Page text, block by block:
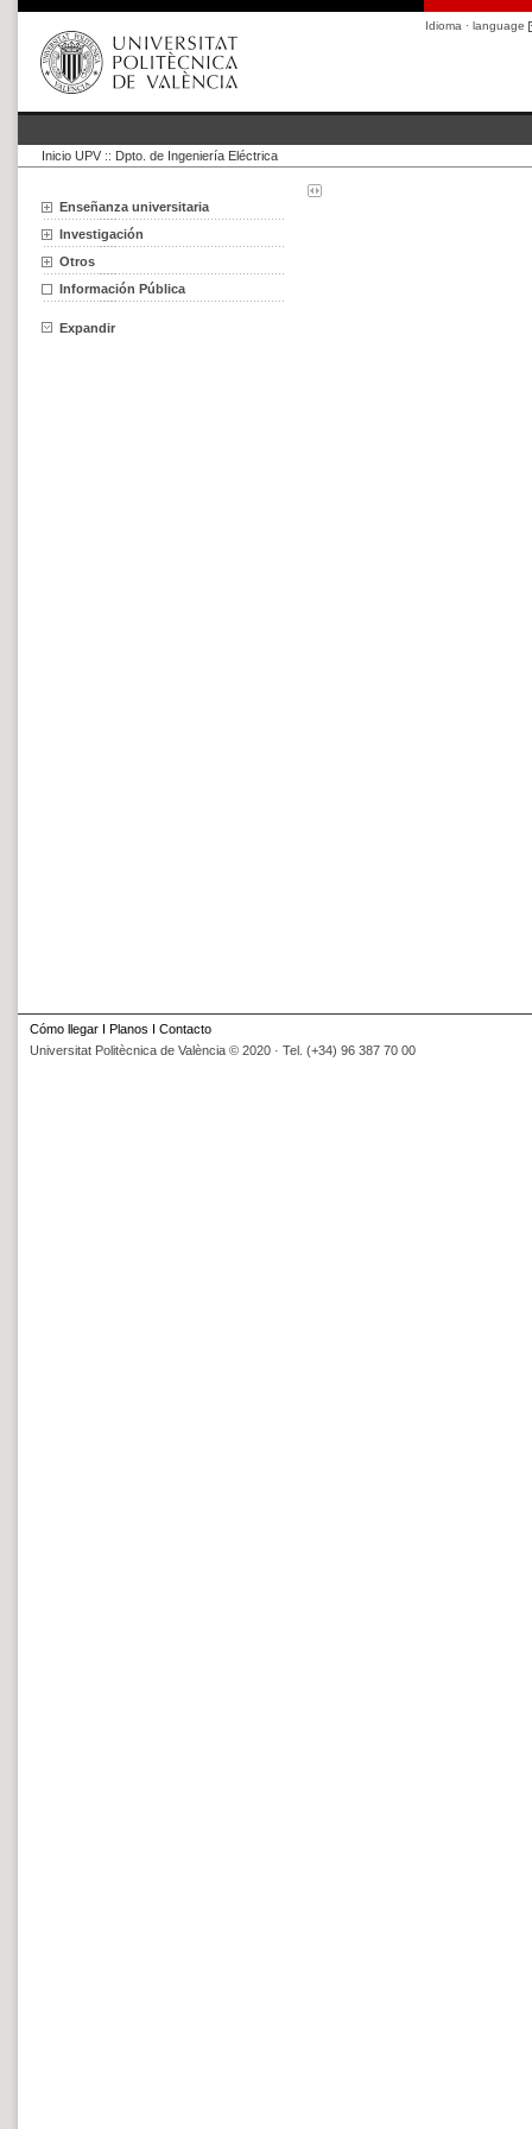
Idioma · language
Inicio UPV :: Dpto. de Ingeniería Eléctrica
Enseñanza universitaria
Investigación
Otros
Información Pública
Expandir
Cómo llegar I Planos I Contacto
Universitat Politècnica de València © 2020 · Tel. (+34) 96 387 70 00